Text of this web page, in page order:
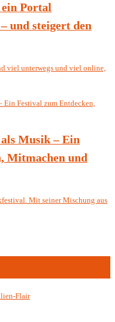
Portal
und steigert den
viel unterwegs und viel online,
Musik – Ein
Mitmachen und
Mit seiner Mischung aus